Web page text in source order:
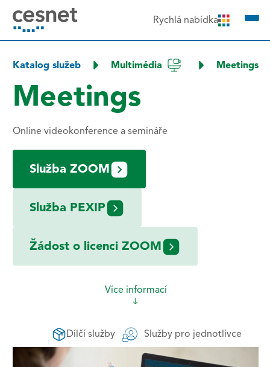
na obsah Rychlá nabídka
Katalog služeb Multimédia Meetings
Meetings
Online videokonference a semináře
Služba ZOOM
Služba PEXIP
Žádost o licenci ZOOM
Dílčí služby Služby pro jednotlivce
Více informací